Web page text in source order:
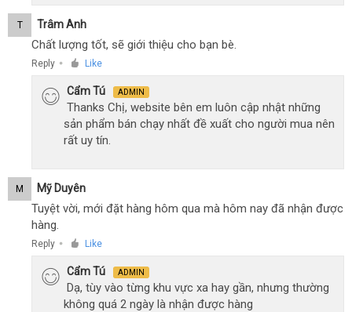
T Trâm Anh
Chất lượng tốt, sẽ giới thiệu cho bạn bè.
Reply ● Like
Cẩm Tú ADMIN
Thanks Chị, website bên em luôn cập nhật những
sản phẩm bán chạy nhất đề xuất cho người mua nên
rất uy tín.
M Mỹ Duyên
Tuyệt vời, mới đặt hàng hôm qua mà hôm nay đã nhận được
hàng.
Reply ● Like
Cẩm Tú ADMIN
Dạ, tùy vào từng khu vực xa hay gần, nhưng thường
không quá 2 ngày là nhận được hàng